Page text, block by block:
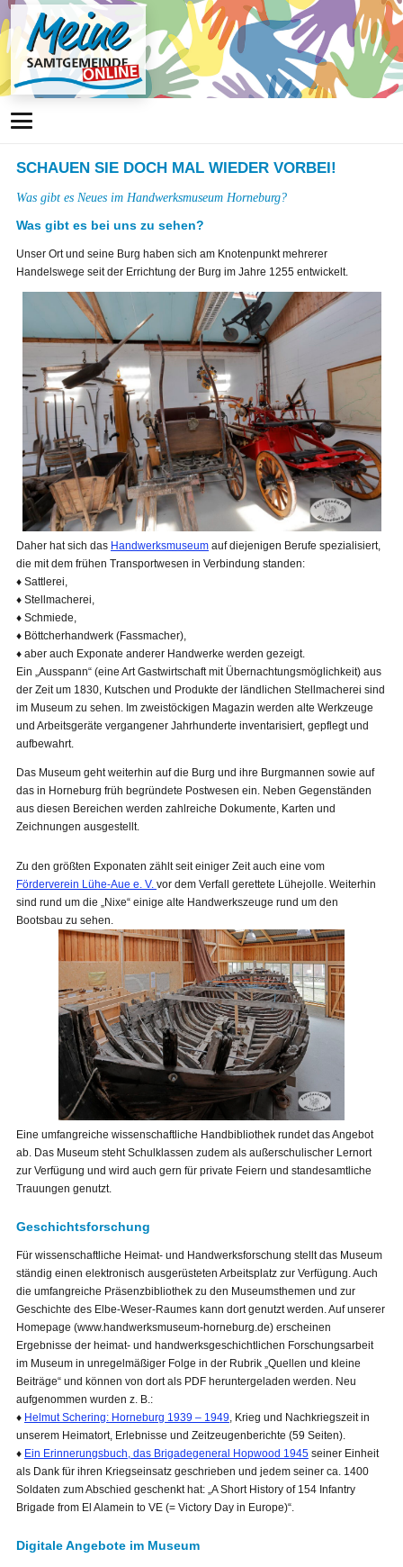
SCHAUEN SIE DOCH MAL WIEDER VORBEI!
Was gibt es Neues im Handwerksmuseum Horneburg?
Was gibt es bei uns zu sehen?
Unser Ort und seine Burg haben sich am Knotenpunkt mehrerer
Handelswege seit der Errichtung der Burg im Jahre 1255 entwickelt.
Daher hat sich das Handwerksmuseum auf diejenigen Berufe spezialisiert,
die mit dem frühen Transportwesen in Verbindung standen:
♦ Sattlerei,
♦ Stellmacherei,
♦ Schmiede,
♦ Böttcherhandwerk (Fassmacher),
♦ aber auch Exponate anderer Handwerke werden gezeigt.
Ein „Ausspann“ (eine Art Gastwirtschaft mit Übernachtungsmöglichkeit) aus
der Zeit um 1830, Kutschen und Produkte der ländlichen Stellmacherei sind
im Museum zu sehen. Im zweistöckigen Magazin werden alte Werkzeuge
und Arbeitsgeräte vergangener Jahrhunderte inventarisiert, gepflegt und
aufbewahrt.
Das Museum geht weiterhin auf die Burg und ihre Burgmannen sowie auf
das in Horneburg früh begründete Postwesen ein. Neben Gegenständen
aus diesen Bereichen werden zahlreiche Dokumente, Karten und
Zeichnungen ausgestellt.
Zu den größten Exponaten zählt seit einiger Zeit auch eine vom
Förderverein Lühe-Aue e. V. vor dem Verfall gerettete Lühejolle. Weiterhin
sind rund um die „Nixe“ einige alte Handwerkszeuge rund um den
Bootsbau zu sehen.
Eine umfangreiche wissenschaftliche Handbibliothek rundet das Angebot
ab. Das Museum steht Schulklassen zudem als außerschulischer Lernort
zur Verfügung und wird auch gern für private Feiern und standesamtliche
Trauungen genutzt.
Geschichtsforschung
Für wissenschaftliche Heimat- und Handwerksforschung stellt das Museum
ständig einen elektronisch ausgerüsteten Arbeitsplatz zur Verfügung. Auch
die umfangreiche Präsenzbibliothek zu den Museumsthemen und zur
Geschichte des Elbe-Weser-Raumes kann dort genutzt werden. Auf unserer
Homepage (www.handwerksmuseum-horneburg.de) erscheinen
Ergebnisse der heimat- und handwerksgeschichtlichen Forschungsarbeit
im Museum in unregelmäßiger Folge in der Rubrik „Quellen und kleine
Beiträge“ und können von dort als PDF heruntergeladen werden. Neu
aufgenommen wurden z. B.:
♦ Helmut Schering: Horneburg 1939 – 1949, Krieg und Nachkriegszeit in
unserem Heimatort, Erlebnisse und Zeitzeugenberichte (59 Seiten).
♦ Ein Erinnerungsbuch, das Brigadegeneral Hopwood 1945 seiner Einheit
als Dank für ihren Kriegseinsatz geschrieben und jedem seiner ca. 1400
Soldaten zum Abschied geschenkt hat: „A Short History of 154 Infantry
Brigade from El Alamein to VE (= Victory Day in Europe)“.
Digitale Angebote im Museum